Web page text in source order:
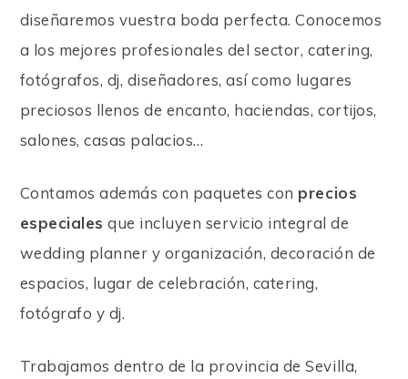
diseñaremos vuestra boda perfecta. Conocemos
a los mejores profesionales del sector, catering,
fotógrafos, dj, diseñadores, así como lugares
preciosos llenos de encanto, haciendas, cortijos,
salones, casas palacios…
Contamos además con paquetes con precios
especiales que incluyen servicio integral de
wedding planner y organización, decoración de
espacios, lugar de celebración, catering,
fotógrafo y dj.
Trabajamos dentro de la provincia de Sevilla,